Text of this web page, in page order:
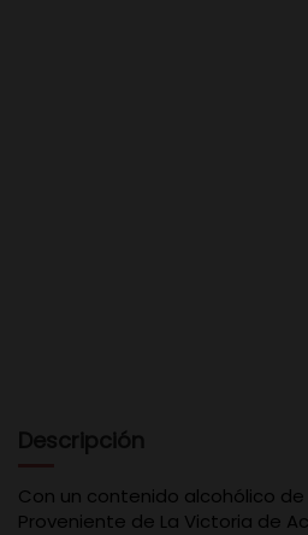
Descripción
Con un contenido alcohólico
Proveniente de La Victoria de